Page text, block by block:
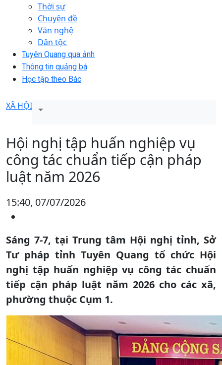
Thời sự
Chuyên đề
Văn nghệ
Dân tộc
Tuyên Quang qua ảnh
Thông tin quảng bá
Học tập theo Bác
XÃ HỘI
Hội nghị tập huấn nghiệp vụ
công tác chuẩn tiếp cận pháp
luật năm 2026
15:40, 07/07/2026
Sáng 7-7, tại Trung tâm Hội nghị tỉnh, Sở
Tư pháp tỉnh Tuyên Quang tổ chức Hội
nghị tập huấn nghiệp vụ công tác chuẩn
tiếp cận pháp luật năm 2026 cho các xã,
phường thuộc Cụm 1.